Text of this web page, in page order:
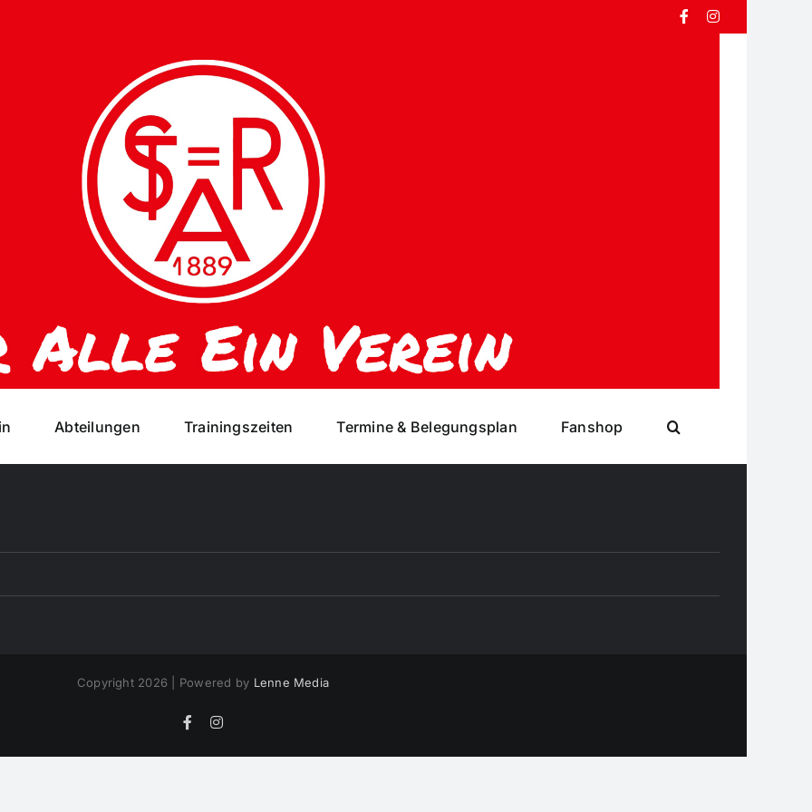
FacebookInstagram
Abteilungen Trainingszeiten Termine & Belegungsplan Fanshop
Copyright 2026 | Powered by Lenne Media
FacebookInstagram